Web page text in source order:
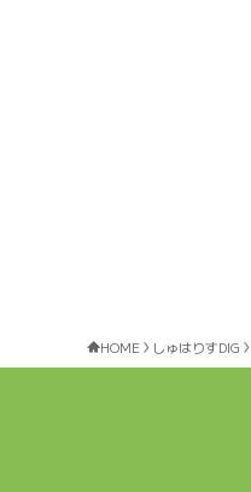
HOME しゅはりすDIG